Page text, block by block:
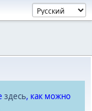
здесь, как можно